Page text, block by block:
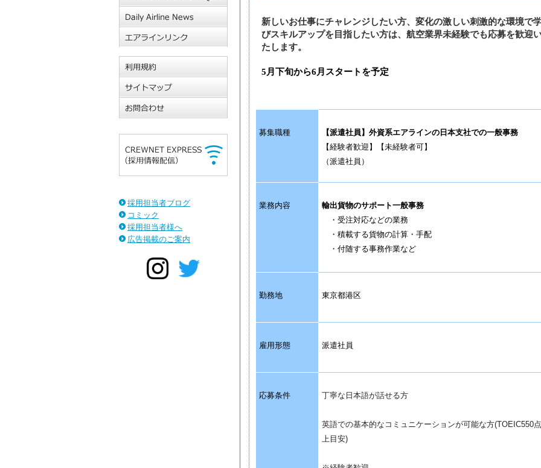
採用担当者ブログ
コミック
採用担当者様へ
広告掲載のご案内
新しいお仕事にチャレンジしたい方、変化の激しい刺激的な環境で
びスキルアップを目指したい方は、航空業界未経験でも応募を歓迎
たします。
5月下旬から6月スタートを予定
募集職種
【派遣社員】外資系エアラインの日本支社での一般事務
【経験者歓迎】【未経験者可】
（派遣社員）
業務内容
輸出貨物のサポート一般事務
・受注対応などの業務
・積載する貨物の計算・手配
・付随する事務作業など
勤務地 東京都港区
雇用形態 派遣社員
応募条件 丁寧な日本語が話せる方
英語での基本的なコミュニケーションが可能な方(TOEIC550
上目安)